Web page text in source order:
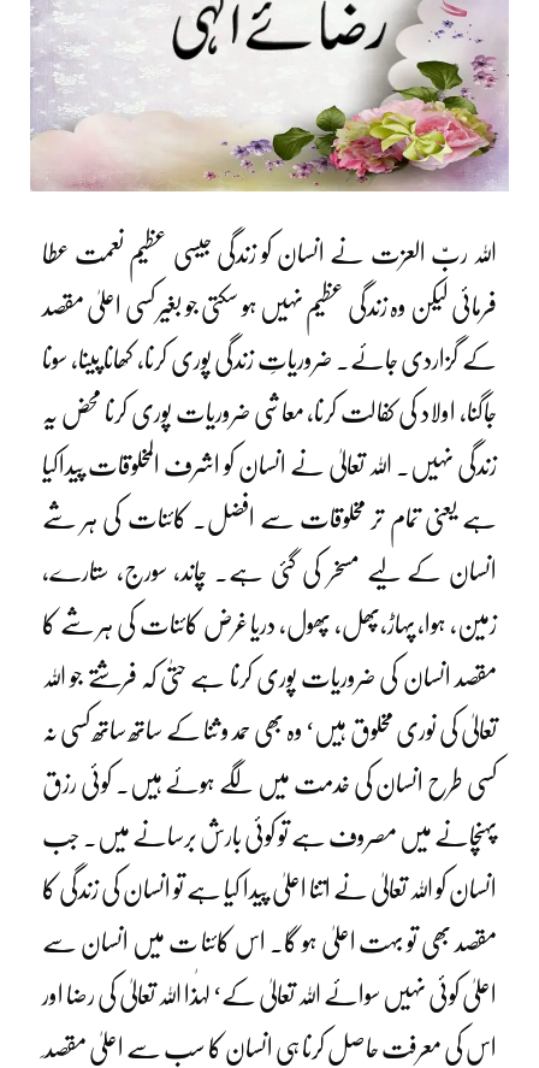
اللہ ربّ العزت نے انسان کو زندگی جیسی عظیم نعمت عطا
فرمائی لیکن وہ زندگی عظیم نہیں ہو سکتی جو بغیر کسی اعلیٰ مقصد
کے گزاردی جائے۔ ضروریاتِ زندگی پوری کرنا، کھانا پینا، سونا
جاگنا، اولاد کی کفالت کرنا، معاشی ضروریات پوری کرنا محض یہ
زندگی نہیں۔ اللہ تعالیٰ نے انسان کو اشرف المخلوقات پیداکیا
ہے یعنی تمام تر مخلوقات سے افضل۔ کائنات کی ہر شے
انسان کے لیے مسخر کی گئی ہے۔ چاند، سورج، ستارے،
زمین، ہوا، پہاڑ،پھل، پھول، دریا غرض کائنات کی ہر شے کا
مقصد انسان کی ضروریات پوری کرنا ہے حتیٰ کہ فرشتے جو اللہ
تعالیٰ کی نوری مخلوق ہیں‘ وہ بھی حمد و ثنا کے ساتھ ساتھ کسی نہ
کسی طرح انسان کی خدمت میں لگے ہوئے ہیں۔ کوئی رزق
پہنچانے میں مصروف ہے تو کوئی بارش برسانے میں۔ جب
انسان کو اللہ تعالیٰ نے اتنا اعلیٰ پیدا کیا ہے تو انسان کی زندگی کا
مقصد بھی تو بہت اعلیٰ ہو گا۔ اس کائنا ت میں انسان سے
اعلیٰ کوئی نہیں سوائے اللہ تعالیٰ کے‘ لہٰذا اللہ تعالیٰ کی رضا اور
اس کی معرفت حاصل کرنا ہی انسان کا سب سے اعلیٰ مقصد ِ